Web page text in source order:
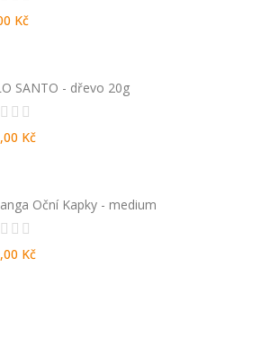
Kč
SANTO - dřevo 20g
Kč
Oční Kapky - medium
Kč